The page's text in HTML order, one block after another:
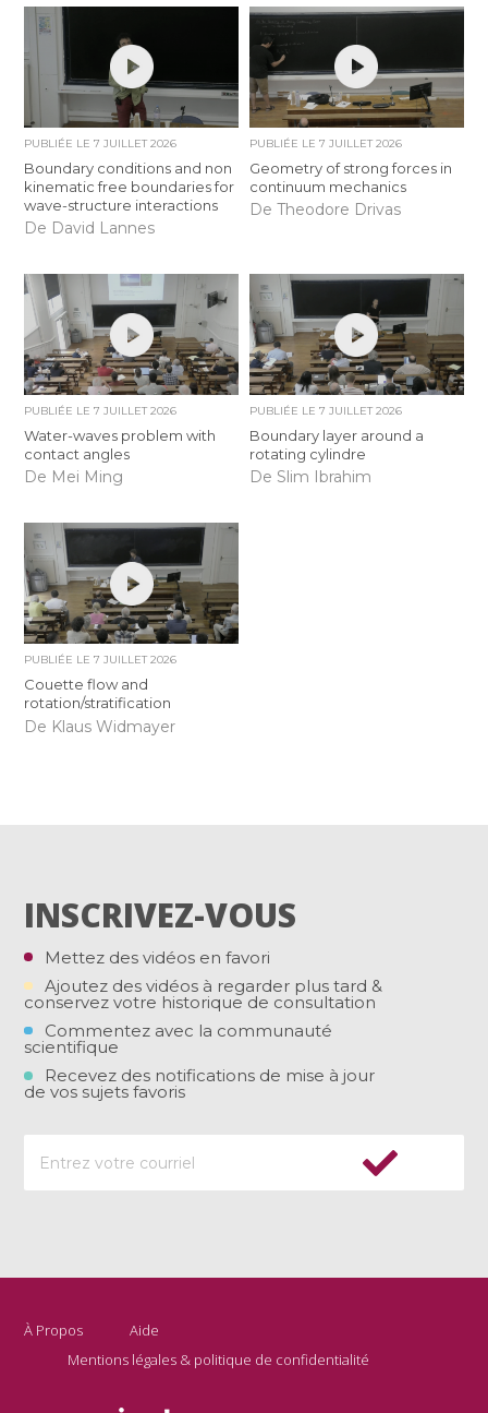
PUBLIÉE LE7 JUILLET 2026
Boundary conditions and non
kinematic free boundaries for
wave-structure interactions
De David Lannes
PUBLIÉE LE 7 JUILLET 2026
Geometry of strong forces in
continuum mechanics
De Theodore Drivas
PUBLIÉE LE7 JUILLET 2026
Water-waves problem with
contact angles
De Mei Ming
PUBLIÉE LE 7 JUILLET 2026
Boundary layer around a
rotating cylindre
De Slim Ibrahim
PUBLIÉE LE7 JUILLET 2026
Couette flow and
rotation/stratification
De Klaus Widmayer
INSCRIVEZ-VOUS
Mettez des vidéos en favori
Ajoutez des vidéos à regarder plus tard &
conservez votre historique de consultation
Commentez avec la communauté
scientifique
Recevez des notifications de mise à jour
de vos sujets favoris
À Propos
Aide
Mentions légales & politique de confidentialité